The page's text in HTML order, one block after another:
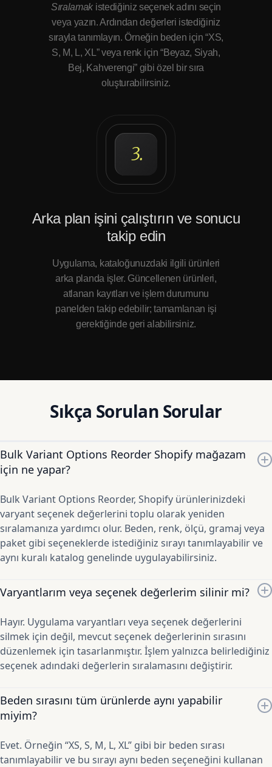
Sıralamak istediğiniz seçenek adını seçin
veya yazın. Ardından değerleri istediğiniz
sırayla tanımlayın. Örneğin beden için “XS,
S, M, L, XL” veya renk için “Beyaz, Siyah,
Bej, Kahverengi” gibi özel bir sıra
oluşturabilirsiniz.
3.
Arka plan işini çalıştırın ve sonucu
takip edin
Uygulama, kataloğunuzdaki ilgili ürünleri
arka planda işler. Güncellenen ürünleri,
atlanan kayıtları ve işlem durumunu
panelden takip edebilir; tamamlanan işi
gerektiğinde geri alabilirsiniz.
Sıkça Sorulan Sorular
Bulk Variant Options Reorder Shopify mağazam
için ne yapar?
Bulk Variant Options Reorder, Shopify ürünlerinizdeki
varyant seçenek değerlerini toplu olarak yeniden
sıralamanıza yardımcı olur. Beden, renk, ölçü, gramaj veya
paket gibi seçeneklerde istediğiniz sırayı tanımlayabilir ve
aynı kuralı katalog genelinde uygulayabilirsiniz.
Varyantlarım veya seçenek değerlerim silinir mi?
Hayır. Uygulama varyantları veya seçenek değerlerini
silmek için değil, mevcut seçenek değerlerinin sırasını
düzenlemek için tasarlanmıştır. İşlem yalnızca belirlediğiniz
seçenek adındaki değerlerin sıralamasını değiştirir.
Beden sırasını tüm ürünlerde aynı yapabilir
miyim?
Evet. Örneğin “XS, S, M, L, XL” gibi bir beden sırası
tanımlayabilir ve bu sırayı aynı beden seçeneğini kullanan